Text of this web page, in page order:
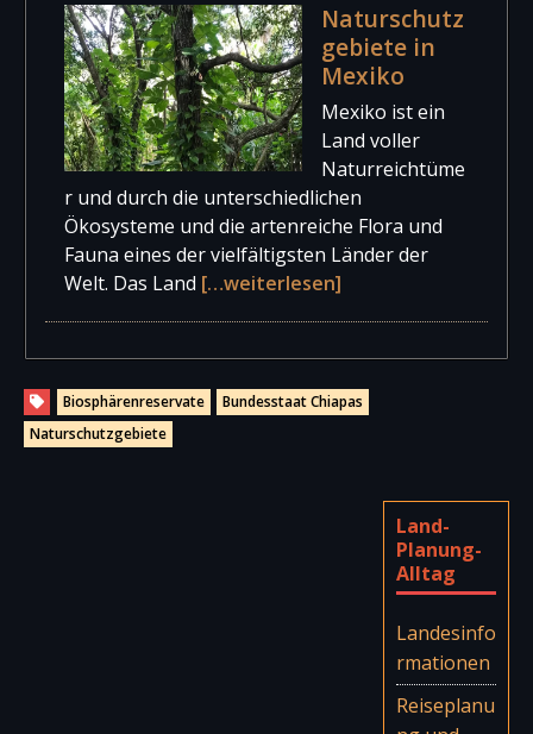
Naturschutz
gebiete in
Mexiko
Mexiko ist ein
Land voller
Naturreichtüme
r und durch die unterschiedlichen
Ökosysteme und die artenreiche Flora und
Fauna eines der vielfältigsten Länder der
Welt. Das Land […weiterlesen]
Biosphärenreservate
Bundesstaat Chiapas
Naturschutzgebiete
Land-
Planung-
Alltag
Landesinfo
rmationen
Reiseplanu